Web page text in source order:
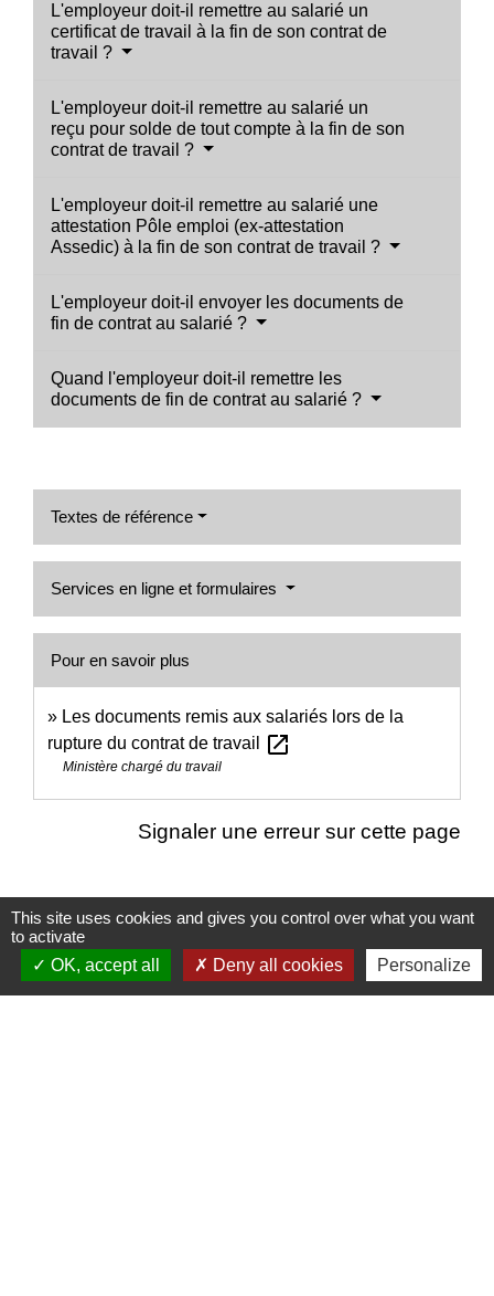
L'employeur doit-il remettre au salarié un
certificat de travail à la fin de son contrat de
travail ?
L'employeur doit-il remettre au salarié un
reçu pour solde de tout compte à la fin de son
contrat de travail ?
L'employeur doit-il remettre au salarié une
attestation Pôle emploi (ex-attestation
Assedic) à la fin de son contrat de travail ?
L'employeur doit-il envoyer les documents de
fin de contrat au salarié ?
Quand l'employeur doit-il remettre les
documents de fin de contrat au salarié ?
Textes de référence
Services en ligne et formulaires
Pour en savoir plus
Les documents remis aux salariés lors de la
rupture du contrat de travail
open_in_new
Ministère chargé du travail
Signaler une erreur sur cette page
Nous contacter
Commune de Puylaurens
This site uses cookies and gives you control over what you want
to activate
OK, accept all
Deny all cookies Personalize